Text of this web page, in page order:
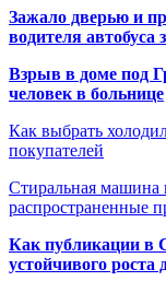
Зажало дверью и
водителя автобуса
Взрыв в доме под
человек в больнице
Как выбрать
покупателей
Стиральная машина
распространенные
Как публикации в
устойчивого роста